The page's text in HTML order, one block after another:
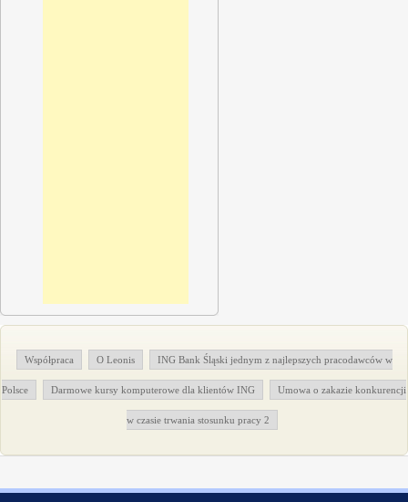
Współpraca O Leonis ING Bank Śląski jednym z najlepszych pracodawców w
Polsce Darmowe kursy komputerowe dla klientów ING Umowa o zakazie konkurencji
w czasie trwania stosunku pracy 2